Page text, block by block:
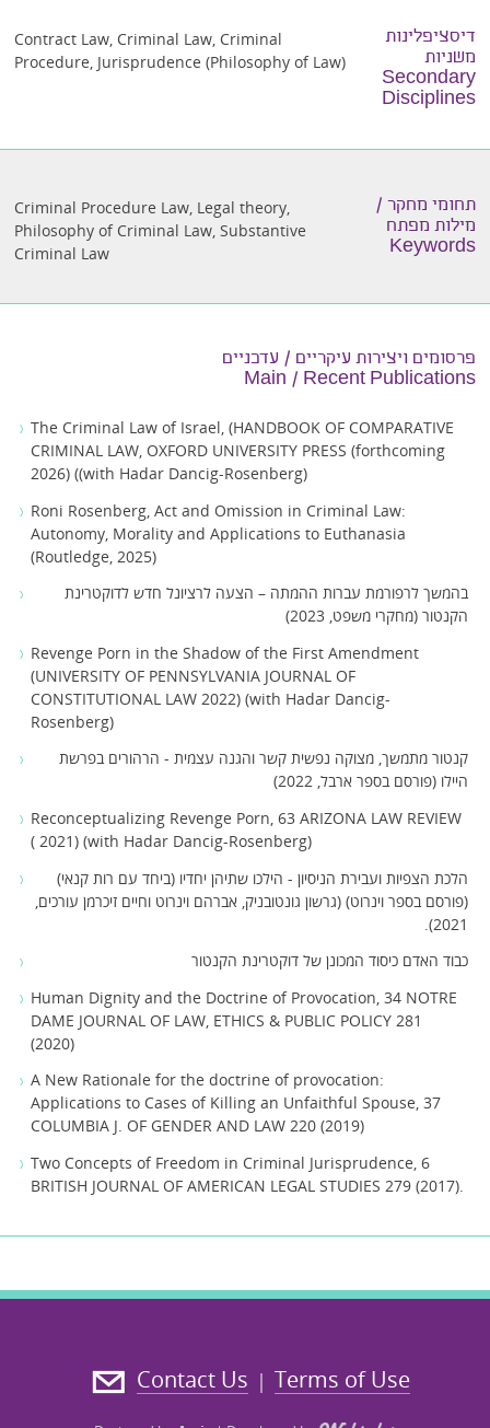
דיסציפלינות
משניות
Secondary
Disciplines
Contract Law,Criminal Law,Criminal
Procedure, Jurisprudence (Philosophy of Law)
תחומי מחקר /
מילות מפתח
Keywords
Criminal Procedure Law Legal theory
Philosophy of Criminal Law ,Substantive
Criminal Law
פרסומים ויצירות עיקריים / עדכניים
Main / Recent Publications
The Criminal Law of Israel, (HANDBOOK OF COMPARATIVE
CRIMINAL LAW, OXFORD UNIVERSITY PRESS (forthcoming
2026) ((with Hadar Dancig-Rosenberg)
Roni Rosenberg, Act and Omission in Criminal Law:
Autonomy, Morality and Applications to Euthanasia
(Routledge, 2025)
בהמשך לרפורמת עברות ההמתה – הצעה לרציונל חדש לדוקטרינת
הקנטור (מחקרי משפט, 2023)
Revenge Porn in the Shadow of the First Amendment
(UNIVERSITY OF PENNSYLVANIA JOURNAL OF
CONSTITUTIONAL LAW 2022) (with Hadar Dancig-
Rosenberg)
קנטור מתמשך, מצוקה נפשית קשר והגנה עצמית - הרהורים בפרשת
היילו (פורסם בספר ארבל, 2022)
Reconceptualizing Revenge Porn, 63 ARIZONA LAW REVIEW
( 2021) (with Hadar Dancig-Rosenberg)
הלכת הצפיות ועבירת הניסיון - הילכו שתיהן יחדיו (ביחד עם רות קנאי)
(פורסם בספר וינרוט) (גרשון גונטובניק, אברהם וינרוט וחיים זיכרמן עורכים,
2021).
כבוד האדם כיסוד המכונן של דוקטרינת הקנטור
Human Dignity and the Doctrine of Provocation, 34 NOTRE
DAME JOURNAL OF LAW, ETHICS & PUBLIC POLICY 281
(2020)
A New Rationale for the doctrine of provocation:
Applications to Cases of Killing an Unfaithful Spouse, 37
COLUMBIA J. OF GENDER AND LAW 220 (2019)
Two Concepts of Freedom in Criminal Jurisprudence, 6
BRITISH JOURNAL OF AMERICAN LEGAL STUDIES 279 (2017).
Terms of Use
|
Contact Us